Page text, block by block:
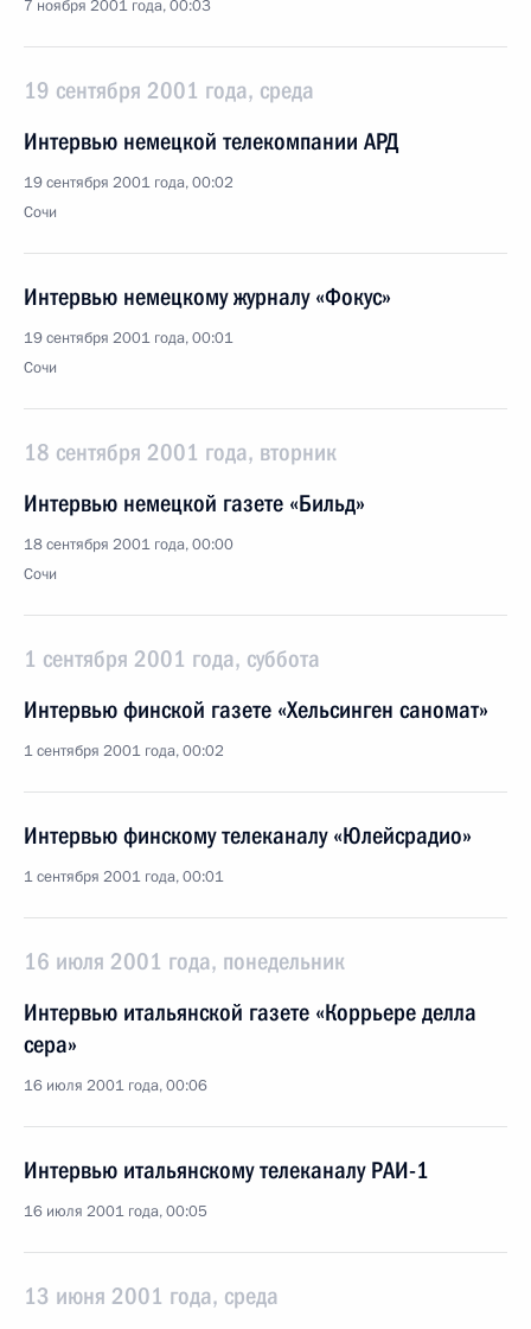
7 ноября 2001 года, 00:03
19 сентября 2001 года, среда
Интервью немецкой телекомпании АРД
19 сентября 2001 года, 00:02
Сочи
Интервью немецкому журналу «Фокус»
19 сентября 2001 года, 00:01
Сочи
18 сентября 2001 года, вторник
Интервью немецкой газете «Бильд»
18 сентября 2001 года, 00:00
Сочи
1 сентября 2001 года, суббота
Интервью финской газете «Хельсинген саномат»
1 сентября 2001 года, 00:02
Интервью финскому телеканалу «Юлейсрадио»
1 сентября 2001 года, 00:01
16 июля 2001 года, понедельник
Интервью итальянской газете «Коррьере делла
сера»
16 июля 2001 года, 00:06
Интервью итальянскому телеканалу РАИ-1
16 июля 2001 года, 00:05
13 июня 2001 года, среда